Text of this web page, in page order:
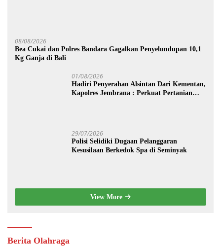
08/08/2026
Bea Cukai dan Polres Bandara Gagalkan Penyelundupan 10,1
Kg Ganja di Bali
01/08/2026
Hadiri Penyerahan Alsintan Dari Kementan,
Kapolres Jembrana : Perkuat Pertanian
29/07/2026
Polisi Selidiki Dugaan Pelanggaran
Kesusilaan Berkedok Spa di Seminyak
View More
Berita Olahraga